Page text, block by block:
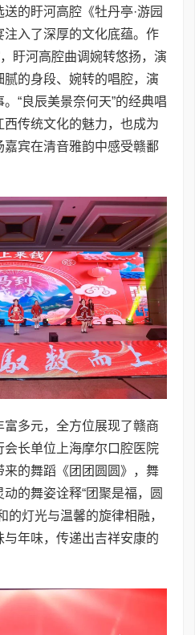
的盱河高腔《牡丹亭·游园
入了深厚的文化底蕴。作
盱河高腔曲调婉转悠扬，演
的身段、婉转的唱腔，演
“良辰美景奈何天”的经典唱
传统文化的魅力，也成为
宾在清音雅韵中感受赣鄱
多元，全方位展现了赣商
长单位上海摩尔口腔医院
的舞蹈《团团圆圆》，舞
的舞姿诠释“团聚是福，圆
的灯光与温馨的旋律相融，
年味，传递出吉祥安康的